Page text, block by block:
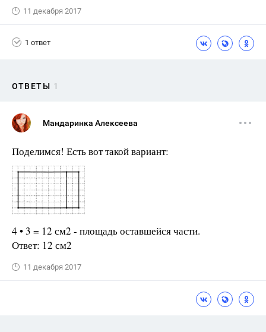
11 декабря 2017
1 ответ
ОТВЕТЫ 1
Мандаринка Алексеева
Поделимся! Есть вот такой вариант:
4 • 3 = 12 см2 - площадь оставшейся части.
Ответ: 12 см2
11 декабря 2017